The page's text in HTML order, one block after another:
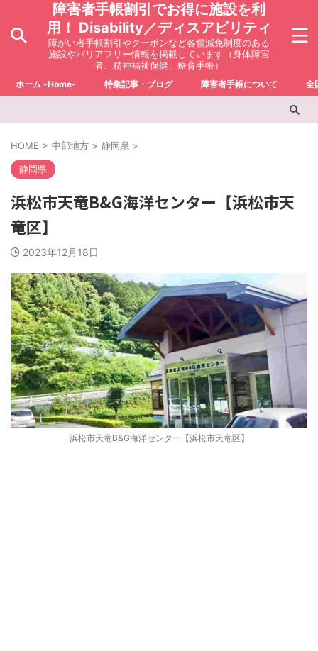
障害者手帳割引でお得に施設を利
用！ Disability／ディスアビリティ
障がい者手帳割引やクーポンなど各種減免制度のある
施設やバリアフリー情報を掲載しています（身体障害
者、精神福祉保健、療育手帳）
ホーム -Home- 特集記事・ブログ 障害者手帳について 全
HOME > 中部地方 > 静岡県 >
静岡県
浜松市天竜B&G海洋センター【浜松市天
竜区】
2023年12月18日
浜松市天竜B&G海洋センター【浜松市天竜区】